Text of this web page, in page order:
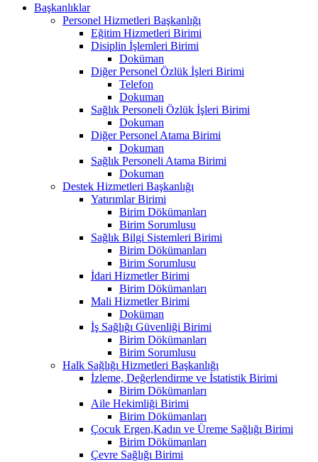
Başkanlıklar
Personel Hizmetleri Başkanlığı
Eğitim Hizmetleri Birimi
Disiplin İşlemleri Birimi
Doküman
Diğer Personel Özlük İşleri Birimi
Telefon
Dokuman
Sağlık Personeli Özlük İşleri Birimi
Dokuman
Diğer Personel Atama Birimi
Dokuman
Sağlık Personeli Atama Birimi
Dokuman
Destek Hizmetleri Başkanlığı
Yatırımlar Birimi
Birim Dökümanları
Birim Sorumlusu
Sağlık Bilgi Sistemleri Birimi
Birim Dökümanları
Birim Sorumlusu
İdari Hizmetler Birimi
Birim Dökümanları
Mali Hizmetler Birimi
Doküman
İş Sağlığı Güvenliği Birimi
Birim Dökümanları
Birim Sorumlusu
Halk Sağlığı Hizmetleri Başkanlığı
İzleme, Değerlendirme ve İstatistik Birimi
Birim Dökümanları
Aile Hekimliği Birimi
Birim Dökümanları
Çocuk Ergen,Kadın ve Üreme Sağlığı Birimi
Birim Dökümanları
Çevre Sağlığı Birimi